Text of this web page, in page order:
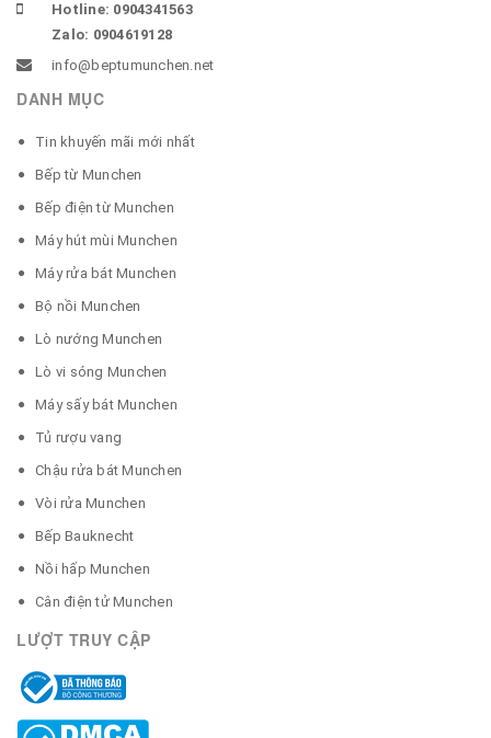
Hotline: 0904341563
Zalo: 0904619128
info@beptumunchen.net
DANH MỤC
Tin khuyến mãi mới nhất
Bếp từ Munchen
Bếp điện từ Munchen
Máy hút mùi Munchen
Máy rửa bát Munchen
Bộ nồi Munchen
Lò nướng Munchen
Lò vi sóng Munchen
Máy sấy bát Munchen
Tủ rượu vang
Chậu rửa bát Munchen
Vòi rửa Munchen
Bếp Bauknecht
Nồi hấp Munchen
Cân điện tử Munchen
LƯỢT TRUY CẬP